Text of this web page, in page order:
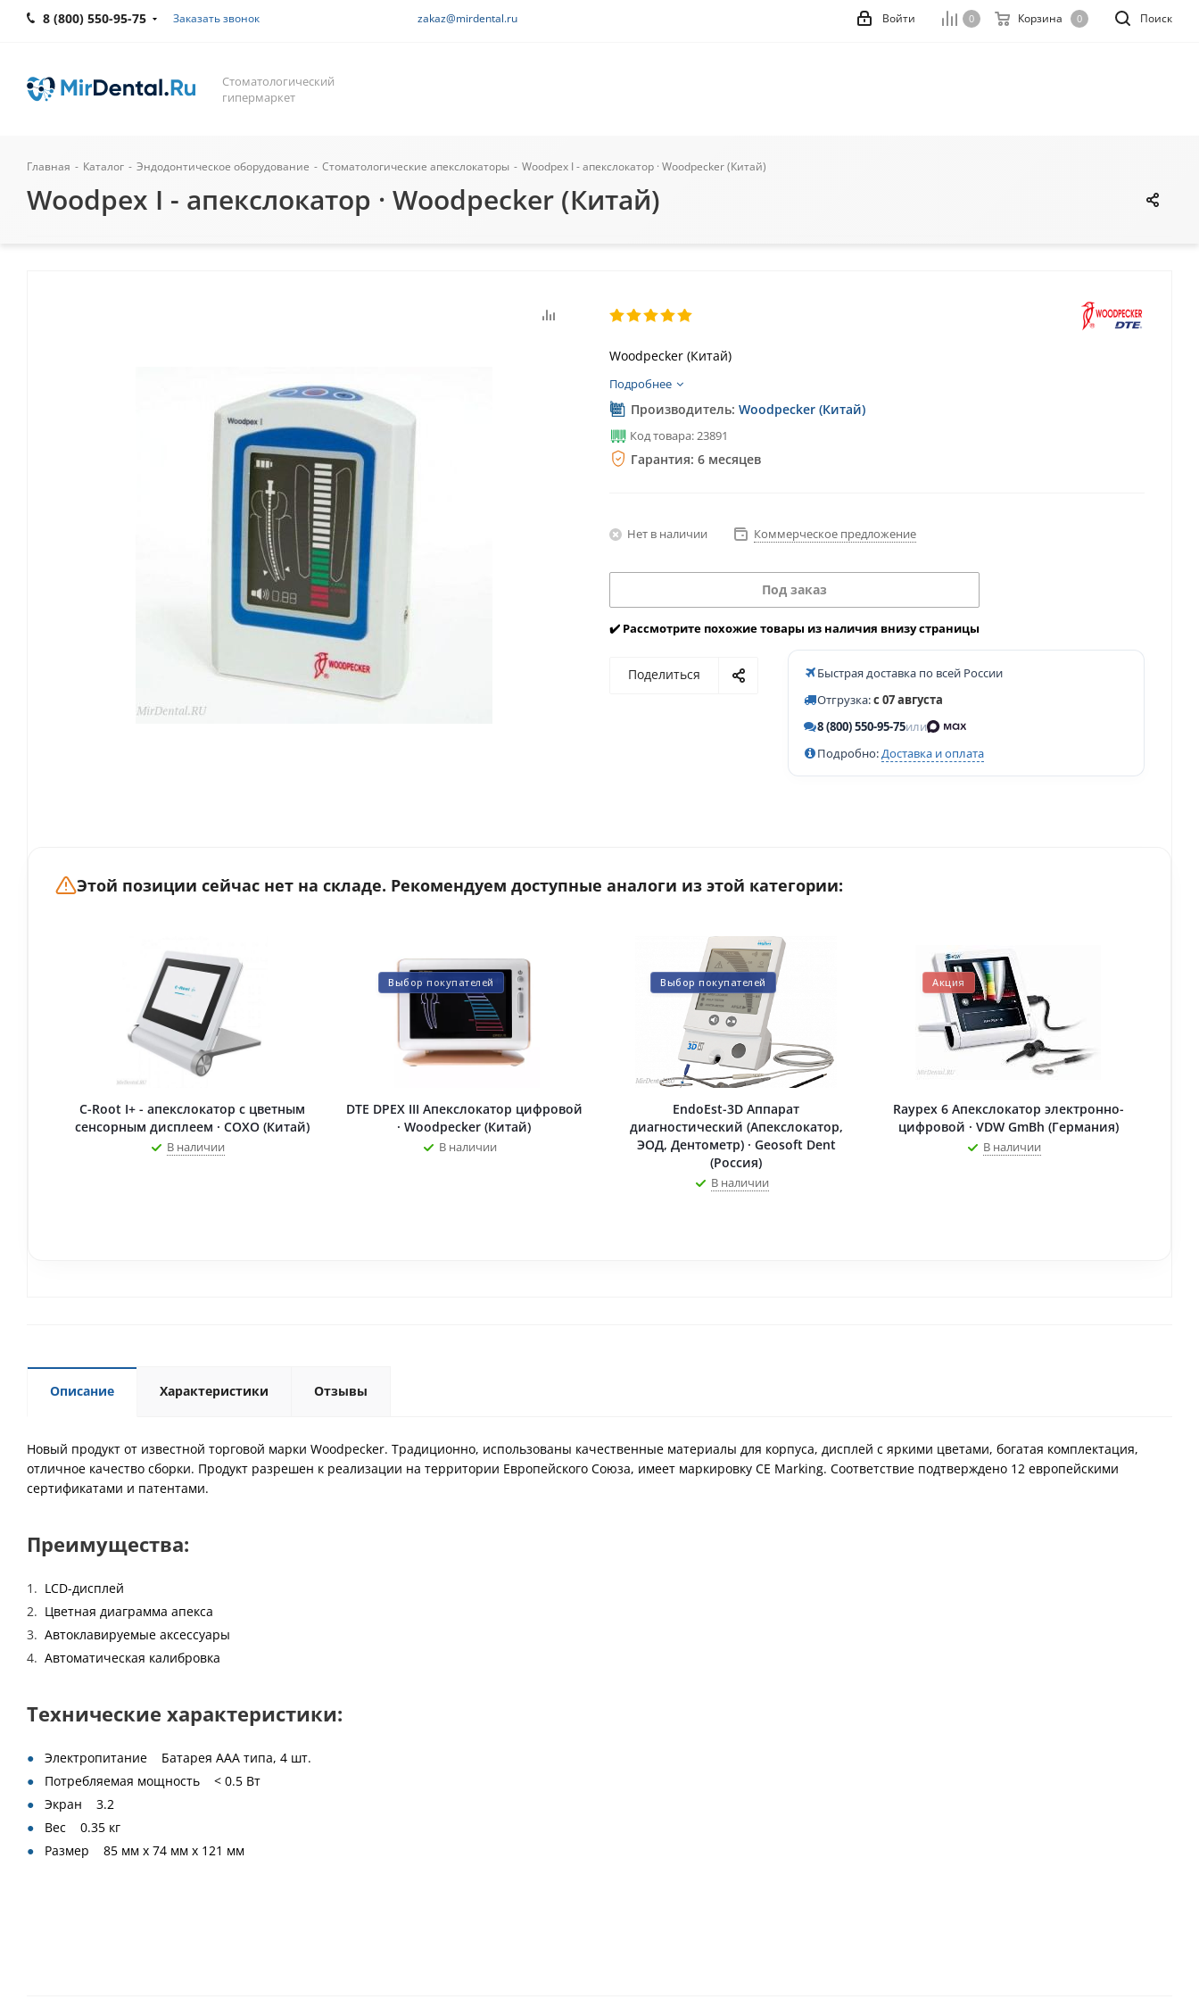
8 (800) 550-95-75 Заказать звонок zakaz@mirdental.ru Поиск
0 Корзина 0
Войти
Стоматологический
гипермаркет
Главная - Каталог - Эндодонтическое оборудование - Стоматологические апекслокаторы - Woodpex I - апекслокатор · Woodpecker (Китай)
Woodpex I - апекслокатор · Woodpecker (Китай)
Woodpecker (Китай)
Подробнее
Производитель: Woodpecker (Китай)
Код товара: 23891
Гарантия: 6 месяцев
Нет в наличии Коммерческое предложение
Под заказ
✔️ Рассмотрите похожие товары из наличия внизу страницы
Поделиться
Быстрая доставка по всей России
Отгрузка:с 07 августа
8 (800) 550-95-75или
Подробно:Доставка и оплата
Этой позиции сейчас нет на складе. Рекомендуем доступные аналоги из этой категории:
C-Root I+ - апекслокатор с цветным
сенсорным дисплеем · COXO (Китай)
В наличии
Выбор покупателей
DTE DPEX III Апекслокатор цифровой
· Woodpecker (Китай)
В наличии
Выбор покупателей
EndoEst-3D Аппарат
диагностический (Апекслокатор,
ЭОД, Дентометр) · Geosoft Dent
(Россия)
В наличии
Акция
Raypex 6 Апекслокатор электронно-
цифровой · VDW GmBh (Германия)
В наличии
Описание Характеристики Отзывы
Новый продукт от известной торговой марки Woodpecker. Традиционно, использованы качественные материалы для корпуса, дисплей с яркими цветами, богатая комплектация,
отличное качество сборки. Продукт разрешен к реализации на территории Европейского Союза, имеет маркировку CE Marking. Соответствие подтверждено 12 европейскими
сертификатами и патентами.
Преимущества:
LCD-дисплей
Цветная диаграмма апекса
Автоклавируемые аксессуары
Автоматическая калибровка
Технические характеристики:
Электропитание Батарея ААА типа, 4 шт.
Потребляемая мощность < 0.5 Вт
Экран 3.2
Вес 0.35 кг
Размер 85 мм х 74 мм х 121 мм